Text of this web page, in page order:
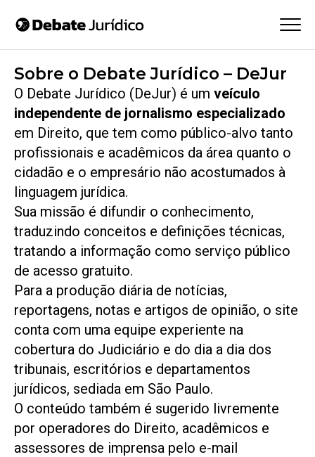
Sobre o Debate Jurídico – DeJur
O Debate Jurídico (DeJur) é um veículo
independente de jornalismo especializado
em Direito, que tem como público-alvo tanto
profissionais e acadêmicos da área quanto o
cidadão e o empresário não acostumados à
linguagem jurídica.
Sua missão é difundir o conhecimento,
traduzindo conceitos e definições técnicas,
tratando a informação como serviço público
de acesso gratuito.
Para a produção diária de notícias,
reportagens, notas e artigos de opinião, o site
conta com uma equipe experiente na
cobertura do Judiciário e do dia a dia dos
tribunais, escritórios e departamentos
jurídicos, sediada em São Paulo.
O conteúdo também é sugerido livremente
por operadores do Direito, acadêmicos e
assessores de imprensa pelo e-mail